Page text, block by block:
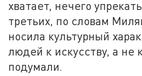
хватает, нечего
третьих, по словам
носила культурный
людей к искусству, а не
подумали.